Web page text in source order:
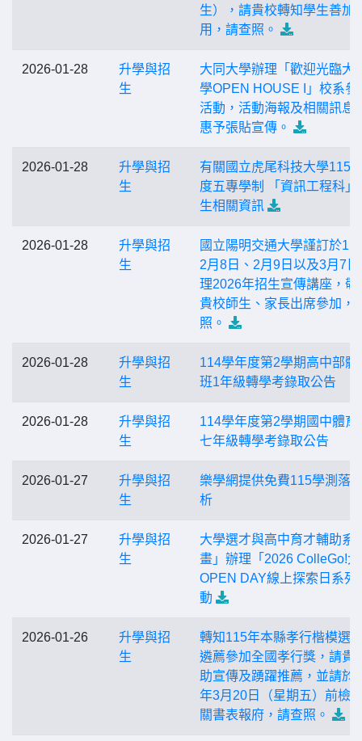
生），請貴校轉知學生善加
用，請查照。
2026-01-28
升學與招
生
大同大學辦理「歡迎光臨大
學OPEN HOUSE I」校系參
活動，活動海報及相關訊息
惠予張貼宣傳。
2026-01-28
升學與招
生
有關國立虎尾科技大學115
度五專學制 「資訊工程科」
生相關資訊
2026-01-28
升學與招
生
國立陽明交通大學謹訂於
2月8日、2月9日以及3月7日
理2026年招生宣傳講座，敬
貴校師生、家長出席參加，
照。
2026-01-28
升學與招
生
114學年度第2學期高中部體
班1年級轉學考錄取公告
2026-01-28
升學與招
生
114學年度第2學期國中體育
七年級轉學考錄取公告
2026-01-27
升學與招
生
樂學網提供免費115學測落
析
2026-01-27
升學與招
生
大學選才與高中育才輔助系
畫」辦理「2026 ColleGo!
OPEN DAY線上探索日系列
動
2026-01-26
升學與招
生
轉知115年本縣孝行楷模選
遴薦參加全國孝行獎，請貴
助宣傳及踴躍推薦，並請於
年3月20日（星期五）前檢
關書表報府，請查照。